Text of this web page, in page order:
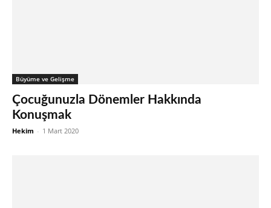
Büyüme ve Gelişme
Çocuğunuzla Dönemler Hakkında
Konuşmak
Hekim - 1 Mart 2020